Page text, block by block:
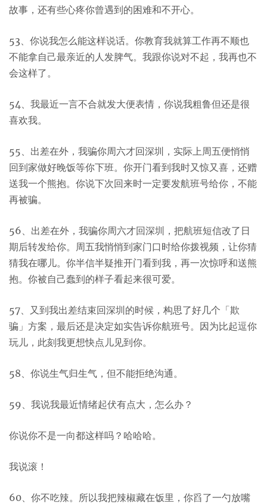
故事，还有些心疼你曾遇到的困难和不开心。
53、你说我怎么能这样说话。你教育我就算工作再不顺也
不能拿自己最亲近的人发脾气。我跟你说对不起，我再也不
会这样了。
54、我最近一言不合就发大便表情，你说我粗鲁但还是很
喜欢我。
55、出差在外，我骗你周六才回深圳，实际上周五便悄悄
回到家做好晚饭等你下班。你开门看到我时又惊又喜，还赠
送我一个熊抱。你说下次回来时一定要发航班号给你，不能
再被骗。
56、出差在外，我骗你周六才回深圳，把航班短信改了日
期后转发给你。周五我悄悄到家门口时给你拨视频，让你猜
猜我在哪儿。你半信半疑推开门看到我，再一次惊呼和送熊
抱。你被自己蠢到的样子看起来很可爱。
57、又到我出差结束回深圳的时候，构思了好几个「欺
骗」方案，最后还是决定如实告诉你航班号。因为比起逗你
玩儿，此刻我更想快点儿见到你。
58、你说生气归生气，但不能拒绝沟通。
59、我说我最近情绪起伏有点大，怎么办？
你说你不是一向都这样吗？哈哈哈。
我说滚！
60、你不吃辣。所以我把辣椒藏在饭里，你舀了一勺放嘴